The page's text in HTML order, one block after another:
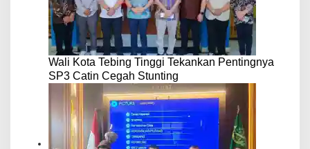
Wali Kota Tebing Tinggi Tekankan Pentingnya
SP3 Catin Cegah Stunting